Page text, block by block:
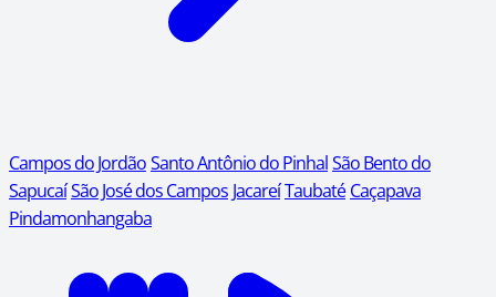
Campos do JordãoSanto Antônio do PinhalSão Bento do
SapucaíSão José dos Campos JacareíTaubaté Caçapava
Pindamonhangaba